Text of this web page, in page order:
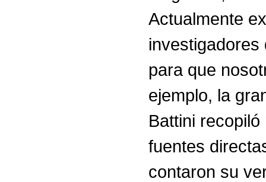
Actualmente
para que
ejemplo, la
Battini
fuentes
contaron su